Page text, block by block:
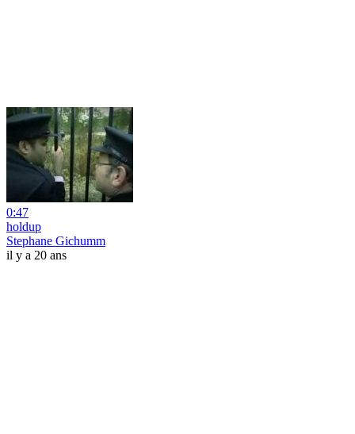
0:47
holdup
Stephane Gichumm
il y a 20 ans